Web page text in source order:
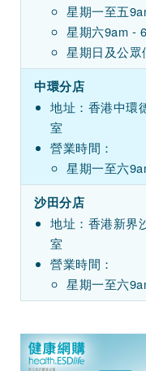
星期一至五
星期六9am -
星期日及公眾
中環分店
地址：香港中環
室
營業時間：
星期一至六
沙田分店
地址：香港新界
室
營業時間：
星期一至六